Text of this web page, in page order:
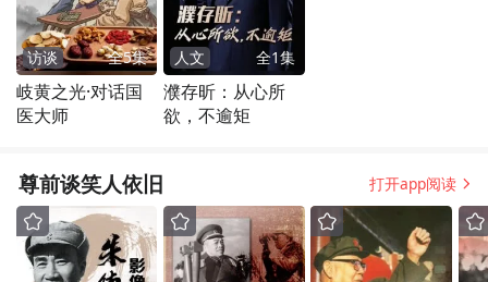
访谈 全5集
岐黄之光·对话国
医大师
人文 全1集
濮存昕：从心所
欲，不逾矩
尊前谈笑人依旧 打开app阅读